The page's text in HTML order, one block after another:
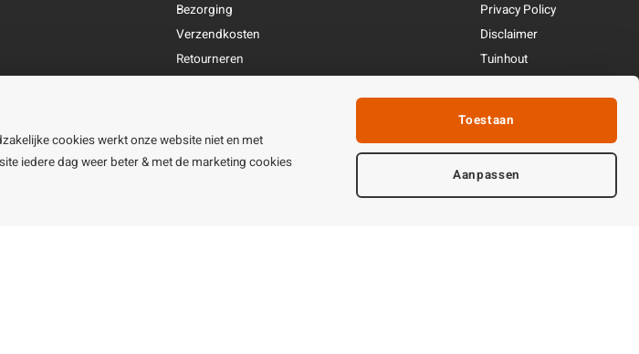
Bezorging
Verzendkosten
Retourneren
Openingstijden & contact
Privacy Policy
Disclaimer
Tuinhout
cookies werkt onze website niet en met
iedere dag weer beter & met de marketing cookies
Toestaan
Aanpassen